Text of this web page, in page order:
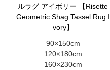
ルラグ アイボリー 【Risette
Geometric Shag Tassel Rug I
vory】
90×150cm
120×180cm
160×230cm